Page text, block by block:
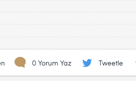
0 Yorum Yaz Tweetle